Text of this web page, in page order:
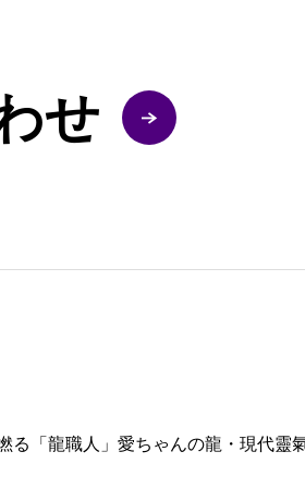
せ
る「龍職人」愛ちゃんの龍・現代靈